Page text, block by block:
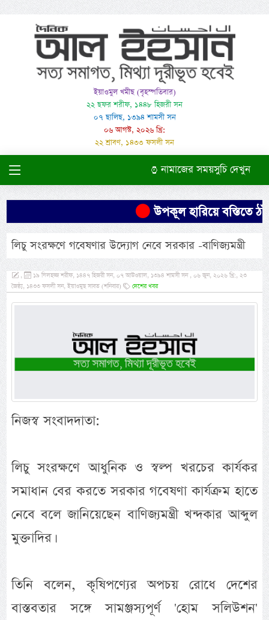
ইয়াওমুল খমীছ (বৃহস্পতিবার)
২২ ছফর শরীফ, ১৪৪৮ হিজরী সন
০৭ ছালিছ, ১৩৯৪ শামসী সন
০৬ আগস্ট, ২০২৬ খ্রি:
২২ শ্রাবণ, ১৪৩৩ ফসলী সন
নামাজের সময়সুচি দেখুন
উপকূল হারিয়ে বস্তিতে
লিচু সংরক্ষণে গবেষণার উদ্যোগ নেবে সরকার -বাণিজ্যমন্ত্রী
,
১৯ যিলহজ্জ শরীফ, ১৪৪৭ হিজরী সন, ০৭ আউওয়াল, ১৩৯৪ শামসী সন , ০৬ জুন, ২০২৬ খ্রি:, ২৩
জৈষ্ঠ্য, ১৪৩৩ ফসলী সন, ইয়াওমুছ সাবত (শনিবার)
দেশের খবর
নিজস্ব সংবাদদাতা:
লিচু সংরক্ষণে আধুনিক ও স্বল্প খরচের কার্যকর
সমাধান বের করতে সরকার গবেষণা কার্যক্রম হাতে
নেবে বলে জানিয়েছেন বাণিজ্যমন্ত্রী খন্দকার আব্দুল
মুক্তাদির।
তিনি বলেন, কৃষিপণ্যের অপচয় রোধে দেশের
বাস্তবতার সঙ্গে সামঞ্জস্যপূর্ণ 'হোম সলিউশন'